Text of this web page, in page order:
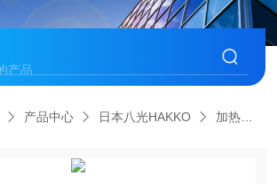
产品中心 日本八光HAKKO 加热棒